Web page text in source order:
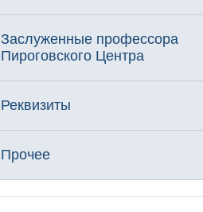
Заслуженные профессора
Пироговского Центра
Реквизиты
Прочее